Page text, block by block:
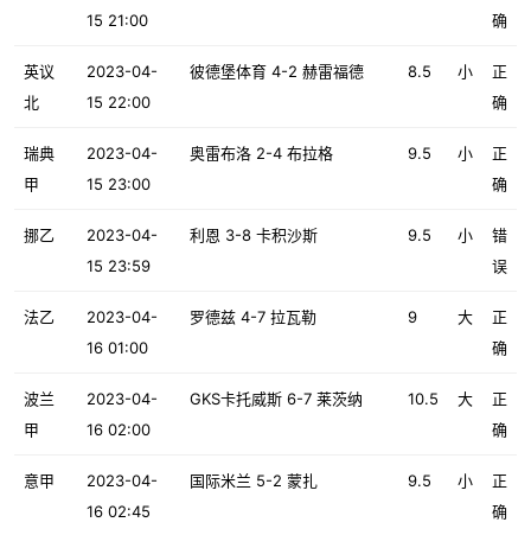
15 21:00
确
英议
北
2023-04-
15 22:00
彼德堡体育 4-2 赫雷福德 8.5 小
正
确
瑞典
甲
2023-04-
15 23:00
奥雷布洛 2-4 布拉格 9.5 小
正
确
挪乙
2023-04-
15 23:59
利恩 3-8 卡积沙斯 9.5 小
错
误
法乙
2023-04-
16 01:00
罗德兹 4-7 拉瓦勒 9 大
正
确
波兰
甲
2023-04-
16 02:00
GKS卡托威斯 6-7 莱茨纳 10.5 大
正
确
意甲
2023-04-
16 02:45
国际米兰 5-2 蒙扎 9.5 小
正
确